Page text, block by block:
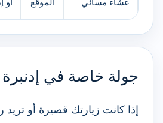
عشاء مسائي
الموقع
أو
جولة خاصة في
إذا كانت زيارتك قصيرة أو تريد